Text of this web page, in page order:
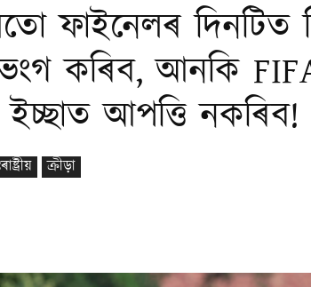
ফাইনেলৰ দিনটিত
কৰিব, আনকি
ইচ্ছাত আপত্তি নকৰিব!
ক্ৰীড়া